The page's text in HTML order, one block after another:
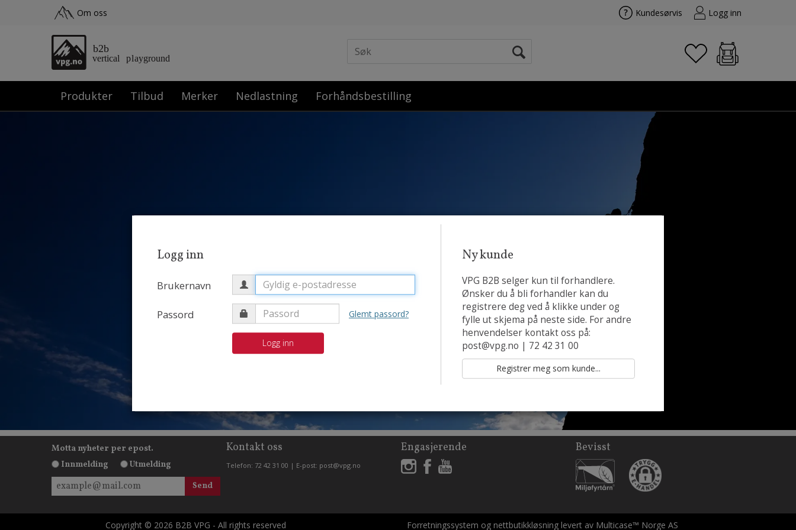
Logg inn
Brukernavn
Passord Glemt passord?
Logg inn
Ny kunde
VPG B2B selger kun til forhandlere.
Ønsker du å bli forhandler kan du
registrere deg ved å klikke under og
fylle ut skjema på neste side. For andre
henvendelser kontakt oss på:
post@vpg.no | 72 42 31 00
Om oss Kundesørvis Logg inn
Produkter Tilbud Merker Nedlastning Forhåndsbestilling
Vårens nyheter har ankommet
Motta nyheter per epost.
Innmelding
Utmelding
Kontakt oss
Telefon: 72 42 31 00 | E-post: post@vpg.no
Engasjerende Bevisst
Copyright © 2026 B2B VPG - All rights reserved Forretningssystem og nettbutikkløsninglevert av Multicase™ Norge AS